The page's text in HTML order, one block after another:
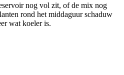
nog vol zit, of de mix nog
rond het middaguur schaduw
wat koeler is.